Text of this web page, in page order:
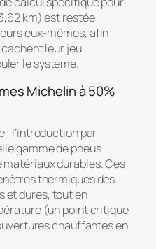
km) est restée
eux-mêmes, afin
cachent leur jeu
le système.
Michelin à 50%
: l’introduction par
gamme de pneus
matériaux durables. Ces
thermiques des
et dures, tout en
(un point critique
chauffantes en